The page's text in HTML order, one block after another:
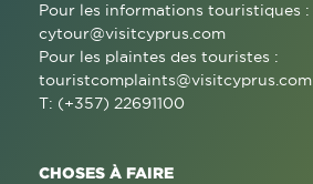
Pour les informations touristiques :
cytour@visitcyprus.com
Pour les plaintes des touristes :
touristcomplaints@visitcyprus.com
T: (+357) 22691100
CHOSES À FAIRE